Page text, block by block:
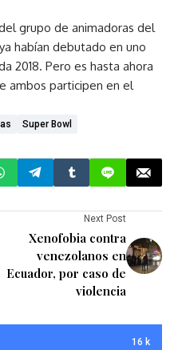
grupo de animadoras del
habían debutado en uno
2018. Pero es hasta ahora
ambos participen en el
Super Bowl
Next Post
Xenofobia contra
venezolanos en
Ecuador, por caso de
violencia
16 k